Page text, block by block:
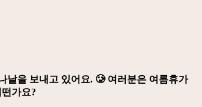
날을 보내고 있어요. 🥲 여러분은 여름휴가
가요?